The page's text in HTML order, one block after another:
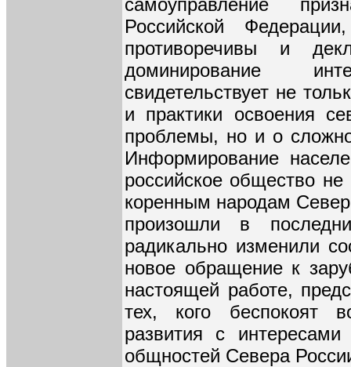
самоуправление
Российской
противоречивы и
доминирование
свидетельствует не
и практики освоения
проблемы, но и о
Информирование
российское общество
коренным народам
произошли в
радикально изменили
новое обращение к
настоящей работе,
тех, кого беспокоят
развития с
общностей Севера